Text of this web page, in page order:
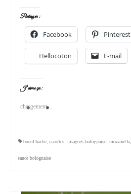
Partager :
Facebook Pinterest
Hellocoton E-mail
J’aime ça :
chargement…
boeuf hache carottes lasagnes bolognaise mozzarella
sauce bolognaise